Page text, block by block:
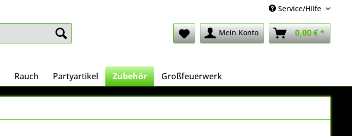
Service/Hilfe
Mein Konto 0,00 € *
Rauch Partyartikel Zubehör Großfeuerwerk